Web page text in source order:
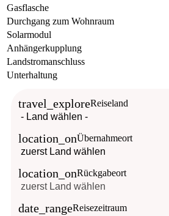
Gasflasche
Durchgang zum Wohnraum
Solarmodul
Anhängerkupplung
Landstromanschluss
Unterhaltung
travel_exploreReiseland
location_onÜbernahmeort
location_onRückgabeort
date_rangeReisezeitraum